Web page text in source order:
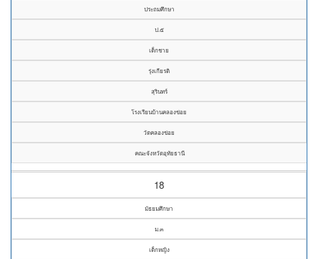
ประถมศึกษา
ป.๕
เด็กชาย
รุ่งเกียรติ
สุรินทร์
โรงเรียนบ้านคลองข่อย
วัดคลองข่อย
คณะจังหวัดอุทัยธานี
18
มัธยมศึกษา
ม.๓
เด็กหญิง